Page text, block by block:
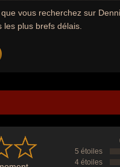
vous recherchez sur
plus brefs délais.
5 étoiles
4 étoiles